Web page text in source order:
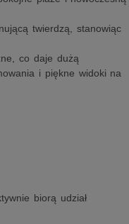
twierdzą, stanowiąc
co daje dużą
i piękne widoki na
biorą udział